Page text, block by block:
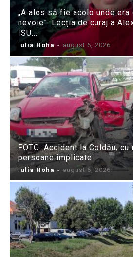
„A ales să fie acolo unde era
nevoie”: Lecția de curaj a
ISU...
Iulia Hoha - august 6, 2026
FOTO: Accident la Coldău, cu
persoane implicate
Iulia Hoha - august 6, 2026